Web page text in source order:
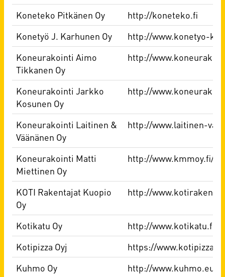
Koneteko Pitkänen Oy
http://koneteko.fi
Konetyö J. Karhunen Oy
http://www.konetyo-
Koneurakointi Aimo
Tikkanen Oy
http://
Koneurakointi Jarkko
Kosunen Oy
http://
Koneurakointi Laitinen &
Väänänen Oy
http://www.laitinen-
Koneurakointi Matti
Miettinen Oy
http://www.kmmoy.fi/
KOTI Rakentajat Kuopio
Oy
http://
Kotikatu Oy
http://www.kotikatu.fi
Kotipizza Oyj
https://www.kotipizza.fi/
Kuhmo Oy
http://www.kuhmo.eu/